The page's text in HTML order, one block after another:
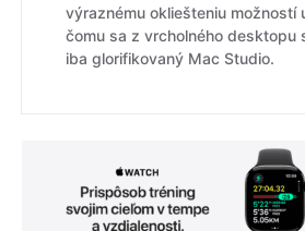
výraznému okliešteniu možností
čomu sa z vrcholného desktopu
iba glorifikovaný Mac Studio.